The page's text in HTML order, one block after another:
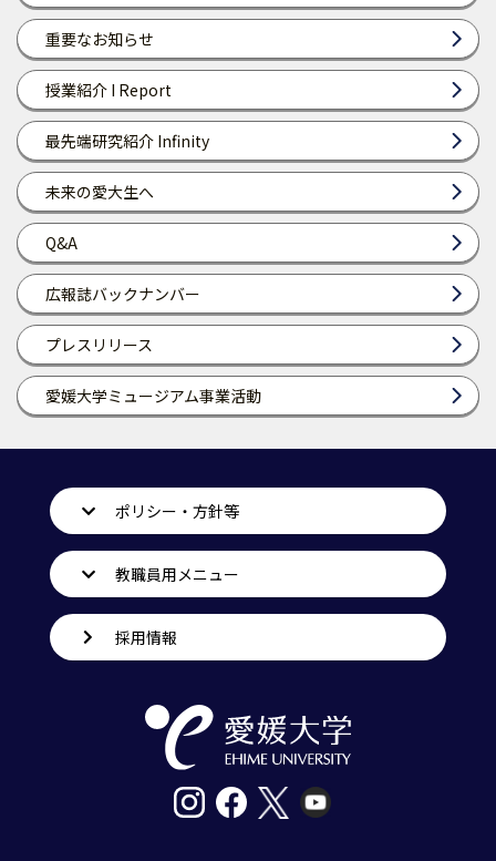
重要なお知らせ
授業紹介 I Report
最先端研究紹介 Infinity
未来の愛大生へ
Q&A
広報誌バックナンバー
プレスリリース
愛媛大学ミュージアム事業活動
ポリシー・方針等
教職員用メニュー
採用情報